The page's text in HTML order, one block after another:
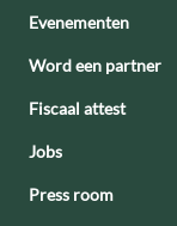
Evenementen
Word een partner
Fiscaal attest
Jobs
Press room